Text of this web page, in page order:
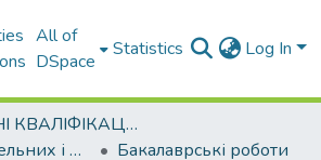
All of
DSpace
Statistics Log In
ВИПУСКНІ КВАЛІФІКАЦІЙНІ РОБОТИ
Кафедра будівельних і дорожніх машин
Бакалаврські роботи